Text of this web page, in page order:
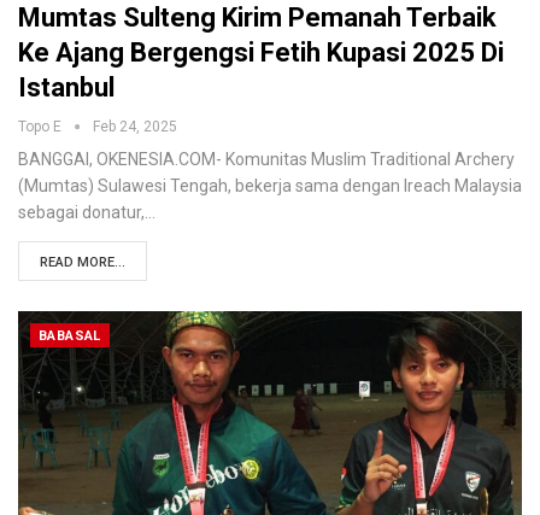
Mumtas Sulteng Kirim Pemanah Terbaik
Ke Ajang Bergengsi Fetih Kupasi 2025 Di
Istanbul
Topo E Feb 24, 2025
BANGGAI, OKENESIA.COM- Komunitas Muslim Traditional Archery
(Mumtas) Sulawesi Tengah, bekerja sama dengan Ireach Malaysia
sebagai donatur,…
READ MORE...
BABASAL